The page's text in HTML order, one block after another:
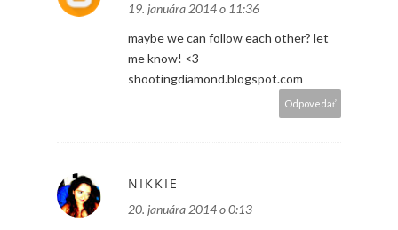
19. januára 2014 o 11:36
maybe we can follow each other? let
me know! <3
shootingdiamond.blogspot.com
Odpovedať
NIKKIE
20. januára 2014 o 0:13